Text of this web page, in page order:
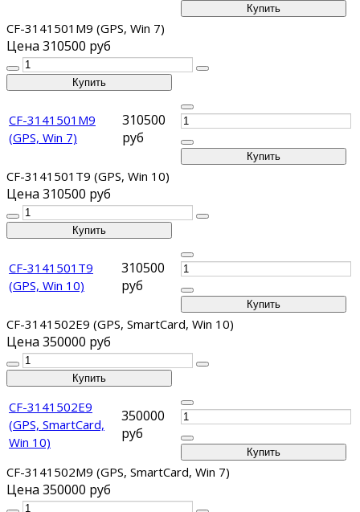
CF-3141501M9 (GPS, Win 7)
Цена 310500 руб
CF-3141501M9
(GPS, Win 7)
310500
руб
CF-3141501T9 (GPS, Win 10)
Цена 310500 руб
CF-3141501T9
(GPS, Win 10)
310500
руб
CF-3141502E9 (GPS, SmartCard, Win 10)
Цена 350000 руб
CF-3141502E9
(GPS, SmartCard,
Win 10)
350000
руб
CF-3141502M9 (GPS, SmartCard, Win 7)
Цена 350000 руб